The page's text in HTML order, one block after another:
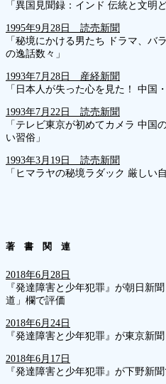
「異国見聞録：インド 伝統と文明
1995年9月28日 読売新聞
「秘境にかける男たち ドラマ、バ
の逸話数々」
1993年7月28日 産経新聞
「日本人が失った心を見た！ 中国
1993年7月22日 読売新聞
「テレビ東京が初めてカメラ 中国
い習俗」
1993年3月19日 読売新聞
「ヒマラヤの秘境ラダック 厳しい
著 書 関 連
2018年6月28日
『発達障害と少年犯罪』が朝日新
道」欄で評価
2018年6月24日
『発達障害と少年犯罪』が東京新
2018年6月17日
『発達障害と少年犯罪』が下野新